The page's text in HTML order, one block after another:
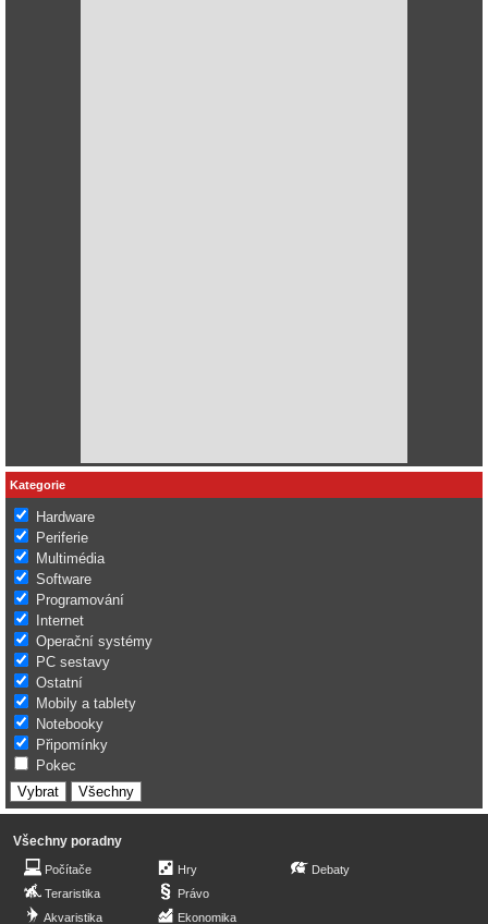
Kategorie
Hardware
Periferie
Multimédia
Software
Programování
Internet
Operační systémy
PC sestavy
Ostatní
Mobily a tablety
Notebooky
Připomínky
Pokec
Všechny poradny
Počítače
Teraristika
Akvaristika
Hry
Právo
Ekonomika
Debaty